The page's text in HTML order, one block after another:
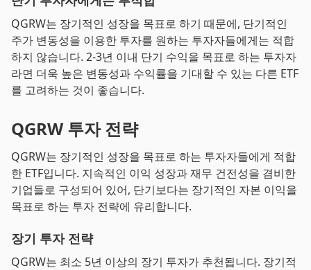
QGRW는 장기적인 성장을 목표로 하기 때문에, 단기적인
주가 변동성을 이용한 투자를 원하는 투자자들에게는 적합
하지 않습니다. 2-3년 이내 단기 수익을 목표로 하는 투자자
라면 더욱 높은 변동성과 수익률을 기대할 수 있는 다른 ETF
를 고려하는 것이 좋습니다.
QGRW 투자 전략
QGRW는 장기적인 성장을 목표로 하는 투자자들에게 적합
한 ETF입니다. 지속적인 이익 성장과 재무 건전성을 겸비한
기업들로 구성되어 있어, 단기보다는 장기적인 자본 이익을
목표로 하는 투자 전략에 유리합니다.
장기 투자 전략
QGRW는 최소 5년 이상의 장기 투자가 추천됩니다. 장기적